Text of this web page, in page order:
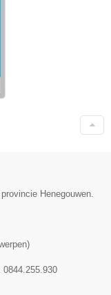
Henegouwen.
)
0844.255.930